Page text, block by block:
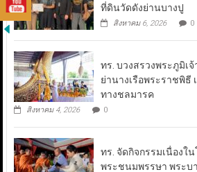
ที่ดินวัดดังย่านบางปู
สิงหาคม 6, 2026 0
ทร. บวงสรวงพระภูมิเ
ย่านางเรือพระราชพิธี
ทางชลมารค
สิงหาคม 4, 2026 0
ทร. จัดกิจกรรมเนื่องใ
พระชนมพรรษา พระบ